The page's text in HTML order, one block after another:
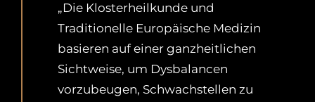
„Die Klosterheilkunde und
Traditionelle Europäische Medizin
basieren auf einer ganzheitlichen
Sichtweise, um Dysbalancen
vorzubeugen, Schwachstellen zu